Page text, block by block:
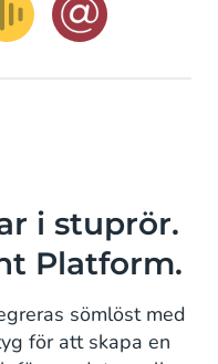
i stuprör.
Platform.
sömlöst med
för att skapa en